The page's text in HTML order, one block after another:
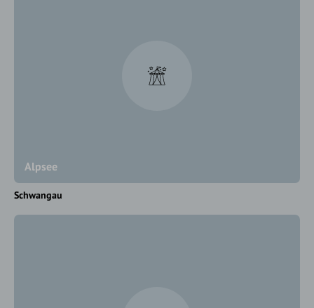
Alpsee
Schwangau